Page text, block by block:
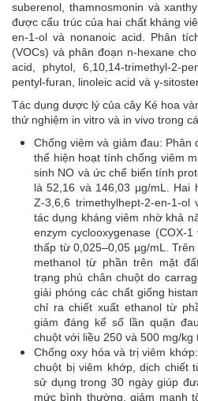
suberenol, thamnosmonin và
được cấu trúc của hai chất kháng
en-1-ol và nonanoic acid. Phân
(VOCs) và phân đoạn n-hexane
acid, phytol, 6,10,14-trimethyl-2-
pentyl-furan, linoleic acid và γ-
Tác dụng dược lý của cây Ké hoa
thử nghiệm in vitro và in vivo trong
Chống viêm và giảm đau: Phân
thể hiện hoạt tính chống viêm
sinh NO và ức chế biến tính
là 52,16 và 146,03 µg/mL.
Z-3,6,6 trimethylhept-2-en-1-
tác dụng kháng viêm nhờ khả
enzym cyclooxygenase (COX-
thấp từ 0,025–0,05 µg/mL.
methanol từ phần trên mặt
trạng phù chân chuột do
giải phóng các chất giống
chỉ ra chiết xuất ethanol từ
giảm đáng kể số lần quặn
chuột với liều 250 và 500 mg/
Chống oxy hóa và trị viêm
chuột bị viêm khớp, dịch chiết
sử dụng trong 30 ngày giúp
mức bình thường, giảm mạnh